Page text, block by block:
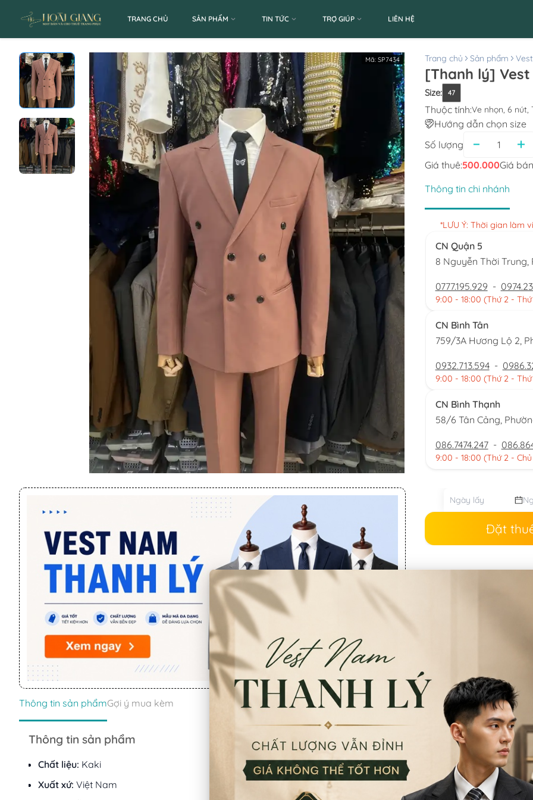
TRANG CHỦ SẢN PHẨM TIN TỨC TRỢ GIÚP LIÊN HỆ
Mã: SP7434
Thông tin sản phẩmGợi ý mua kèm
Thông tin sản phẩm
Chất liệu: Kaki
Xuất xứ: Việt Nam
Trang chủ Sản phẩm
[Thanh lý]
Size: 47
Thuộc tính:Ve nhọn, 6 nút,
Hướng dẫn chọn size
Số lượng
Giá thuê:500.000Giá
Thông tin chi nhánh
*LƯU Ý: Thời gian làm
CN Quận 5
8 Nguyễn Thời Trung,
0777.195.929 -
9:00 - 18:00 (Thứ 2 - Thứ
CN Bình Tân
759/3A Hương Lộ 2,
0932.713.594 -
9:00 - 18:00 (Thứ 2 - Thứ
CN Bình Thạnh
58/6 Tân Cảng,
086.7474.247 -
9:00 - 18:00 (Thứ 2 -
Đặt